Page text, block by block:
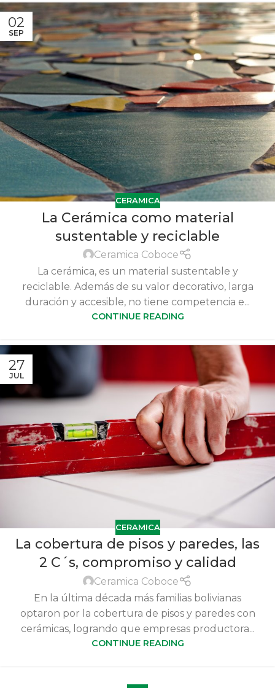
02
SEP
CERAMICA
La Cerámica como material
sustentable y reciclable
Ceramica Coboce
La cerámica, es un material sustentable y
reciclable. Además de su valor decorativo, larga
duración y accesible, no tiene competencia e...
CONTINUE READING
27
JUL
CERAMICA
La cobertura de pisos y paredes, las
2 C´s, compromiso y calidad
Ceramica Coboce
En la última década más familias bolivianas
optaron por la cobertura de pisos y paredes con
cerámicas, logrando que empresas productora...
CONTINUE READING